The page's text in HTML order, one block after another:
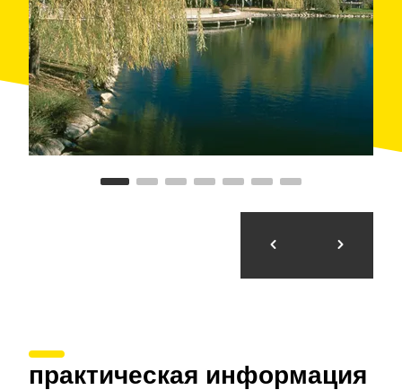
A continuación puedes consultar las características de
la ruta y el detalle de cada una de las etapas que
forman actualmente elSendero GR 4 de Francia a
Montserrat.
практическая информация